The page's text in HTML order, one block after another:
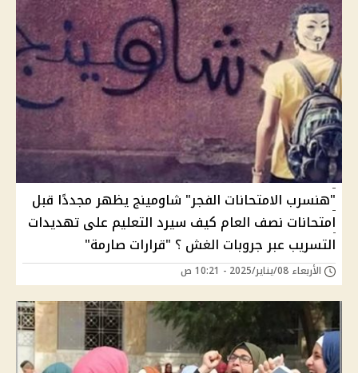
"هنسرب الامتحانات الفجر" شاومينج يظهر مجددًا قبل
امتحانات نصف العام كيف سيرد التعليم على تهديدات
التسريب عبر جروبات الغش ؟ "قرارات صارمة"
الأربعاء 08/يناير/2025 - 10:21 ص